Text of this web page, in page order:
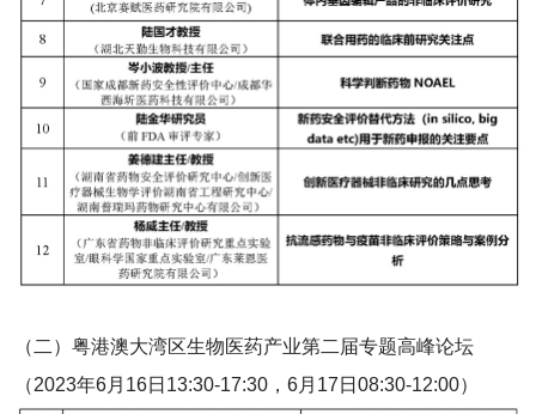
（二）粤港澳大湾区生物医药产业第二届专题高峰论坛
（2023年6月16日13:30-17:30，6月17日08:30-12:00）